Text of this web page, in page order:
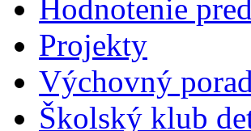
Hodnotenie
Projekty
Výchovný
Školský klub